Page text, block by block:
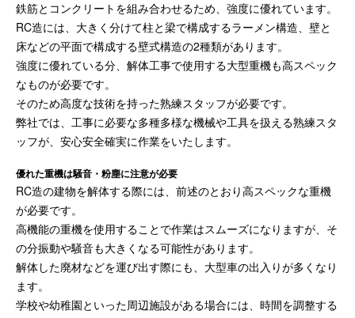
鉄筋とコンクリートを組み合わせるため、強度に優れています。
RC造には、大きく分けて柱と梁で構成するラーメン構造、壁と
床などの平面で構成する壁式構造の2種類があります。
強度に優れている分、解体工事で使用する大型重機も高スペック
なものが必要です。
そのため高度な技術を持った熟練スタッフが必要です。
弊社では、工事に必要な多種多様な機械や工具を扱える熟練スタ
ッフが、安心安全確実に作業をいたします。
優れた重機は騒音・粉塵に注意が必要
RC造の建物を解体する際には、前述のとおり高スペックな重機
が必要です。
高機能の重機を使用することで作業はスムーズになりますが、そ
の分振動や騒音も大きくなる可能性があります。
解体した廃材などを運び出す際にも、大型車の出入りが多くなり
ます。
学校や幼稚園といった周辺施設がある場合には、時間を調整する